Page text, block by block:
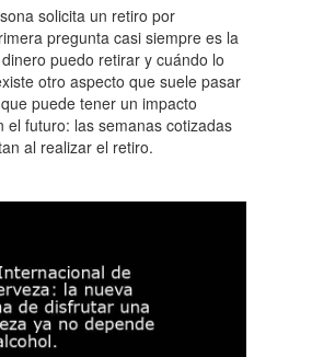
solicita un retiro por
pregunta casi siempre es la
puedo retirar y cuándo lo
otro aspecto que suele pasar
puede tener un impacto
el futuro: las semanas cotizadas
al realizar el retiro.